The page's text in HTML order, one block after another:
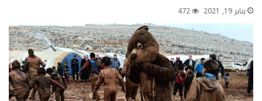
يناير 19, 2021 472